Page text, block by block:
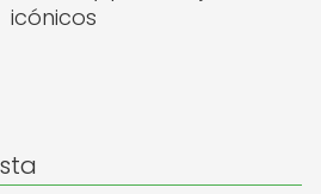
icónicos